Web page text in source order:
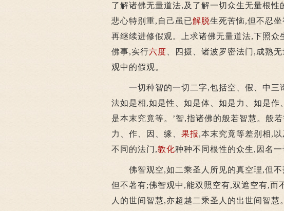
了解诸佛无量道法,及了解一切众生无量根
悲心特别重,自己虽已解脱生死苦恼,但不忍
再继续进修假观。上求诸佛无量道法,下照
佛事,实行六度 、四摄、诸波罗密法门,成熟
观中的假观。
一切种智的一切二字,包括空、假、中三
法如是相,如是性、如是体、如是力、如是
是本末究竟等。’智,指诸佛的般若智慧。般
力、作、因、缘、 果报,本末究竟等差别相,
不同的法门,教化种种不同根性的众生,因名一
佛智观空,如二乘圣人所见的真空理,但不
但不著有;佛智观中,能双照空有,双遮空有,而
人的世间智慧,亦超越二乘圣人的出世间智